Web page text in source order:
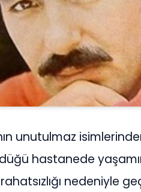
unutulmaz
hastanede
nedeniyle